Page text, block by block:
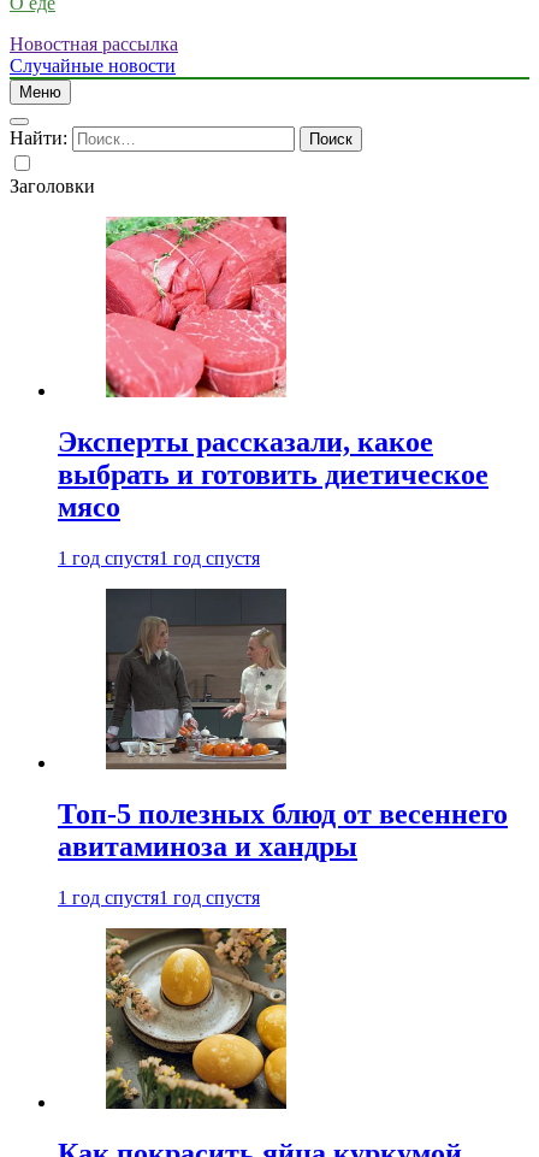
Новостная рассылка
Случайные новости
Меню
Найти:
Заголовки
Эксперты рассказали, какое
выбрать и готовить диетическое
мясо
1 год спустя1 год спустя
Топ-5 полезных блюд от весеннего
авитаминоза и хандры
1 год спустя1 год спустя